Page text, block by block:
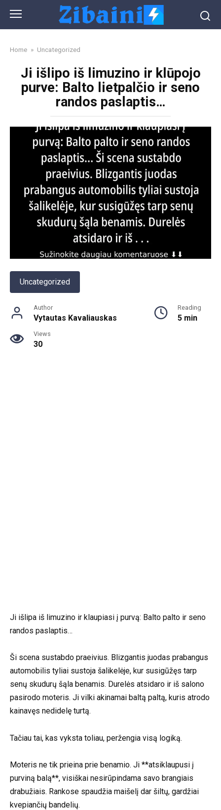
content
Home » Uncategorized
Ji išlipo iš limuzino ir klūpojo
purve: Balto lietpalčio ir seno
randos paslaptis…
Uncategorized
Author
Vytautas Kavaliauskas
Reading
5 min
Views
30
Ji išlipa iš limuzino ir klaupiasi į purvą: Balto palto ir seno
randos paslaptis…
Ši scena sustabdo praeivius. Blizgantis juodas prabangus
automobilis tyliai sustoja šalikelėje, kur susigūžęs tarp
senų skudurų šąla benamis. Durelės atsidaro ir iš salono
pasirodo moteris. Ji vilki akinamai baltą paltą, kuris atrodo
kainavęs nedidelę turtą.
Tačiau tai, kas vyksta toliau, peržengia visą logiką.
Moteris ne tik prieina prie benamio. Ji **atsiklaupusi į
purviną balą**, visiškai nesirūpindama savo brangiais
drabužiais. Rankose spaudžia maišelį dar šiltų, gardžiai
kvepiančių bandelių.